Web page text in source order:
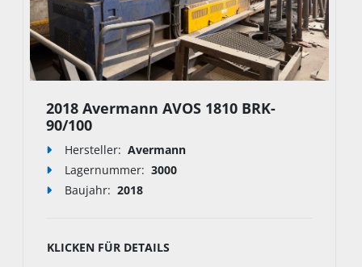
2018 Avermann AVOS 1810 BRK-
90/100
Hersteller: Avermann
Lagernummer: 3000
Baujahr: 2018
KLICKEN FÜR DETAILS